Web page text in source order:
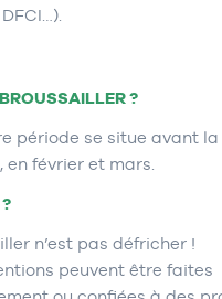
DFCI…).
?
période se situe avant
février et mars.
n’est pas défricher !
peuvent être faites